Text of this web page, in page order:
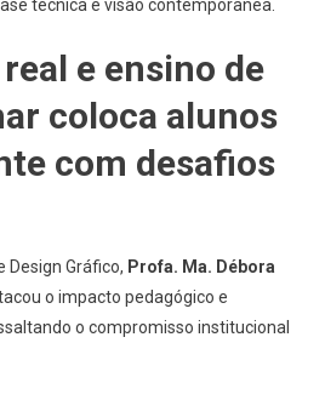
técnica e visão contemporânea.
e ensino de
coloca alunos
com desafios
Design Gráfico, Profa. Ma. Débora
o impacto pedagógico e
o compromisso institucional